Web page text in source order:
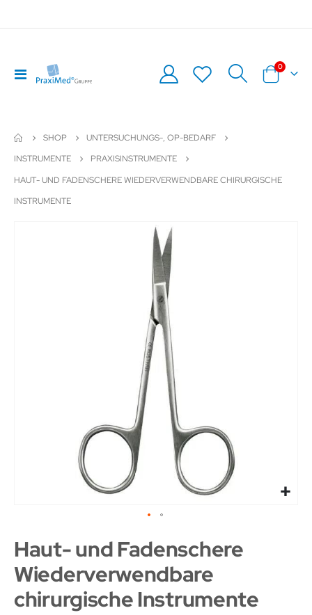
Navigation
umschalten
Warenkorb
0Artikel
SHOP
UNTERSUCHUNGS-, OP-BEDARF
INSTRUMENTE
PRAXISINSTRUMENTE
HAUT- UND FADENSCHERE WIEDERVERWENDBARE CHIRURGISCHE
INSTRUMENTE
Haut- und Fadenschere
Wiederverwendbare
chirurgische Instrumente